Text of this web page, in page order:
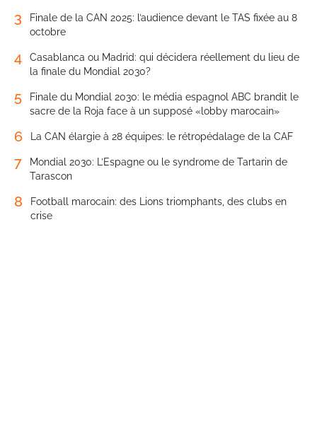
3
Finale de la CAN 2025: l’audience devant le TAS fixée au 8
octobre
4
Casablanca ou Madrid: qui décidera réellement du lieu de
la finale du Mondial 2030?
5
Finale du Mondial 2030: le média espagnol ABC brandit le
sacre de la Roja face à un supposé «lobby marocain»
6 La CAN élargie à 28 équipes: le rétropédalage de la CAF
7
Mondial 2030: L’Espagne ou le syndrome de Tartarin de
Tarascon
8
Football marocain: des Lions triomphants, des clubs en
crise